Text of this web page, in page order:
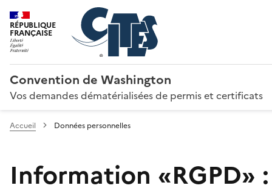
RÉPUBLIQUE
FRANÇAISE
Convention de Washington
Vos demandes dématérialisées de permis et certificats
Accueil Données personnelles
Information «RGPD»